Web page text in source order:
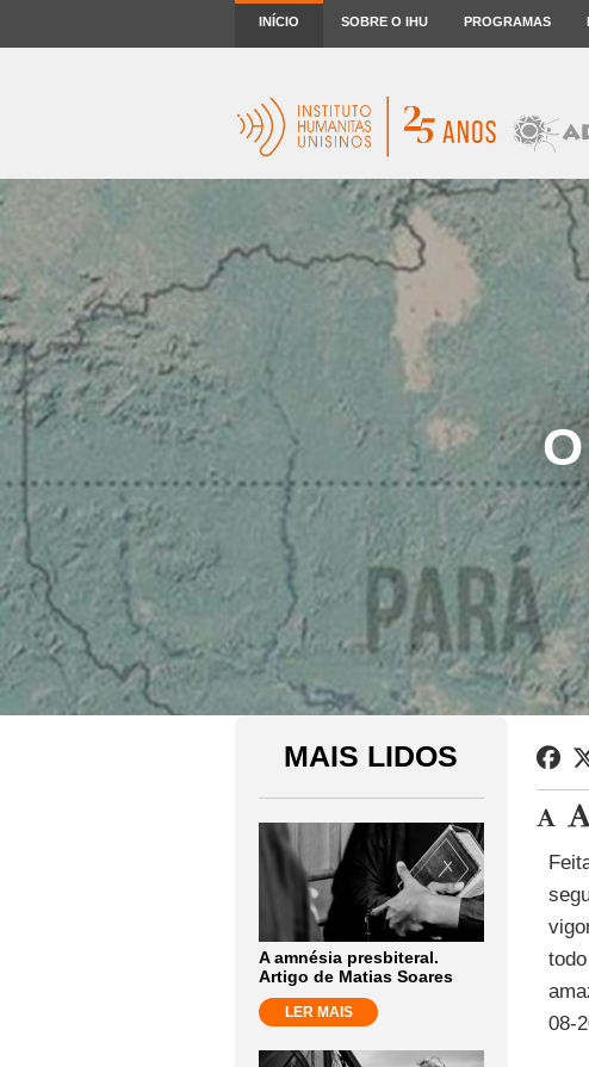
INÍCIO SOBRE O IHU PROGRAMAS
MAIS LIDOS
A amnésia presbiteral.
Artigo de Matias Soares
LER MAIS
08-